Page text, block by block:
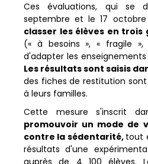
Ces évaluations, qui se
septembre et le 17
classer les élèves en
(« à besoins », « fragile
d'adapter les
Les résultats sont saisis
des fiches de restitution
à leurs familles.
Cette mesure s'inscrit
promouvoir un mode de
contre la sédentarité, tout
résultats d'une
auprès de 4 100 élèves.